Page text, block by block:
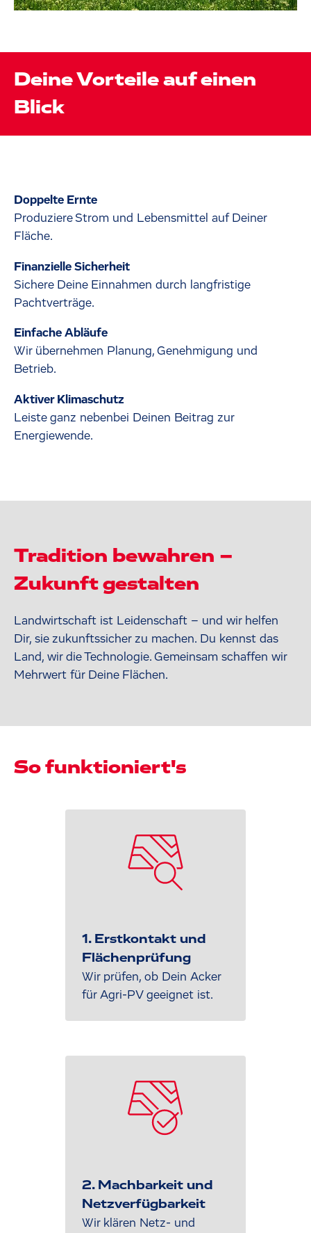
Deine Vorteile auf einen
Blick
Doppelte Ernte
Produziere Strom und Lebensmittel auf Deiner
Fläche.
Finanzielle Sicherheit
Sichere Deine Einnahmen durch langfristige
Pachtverträge.
Einfache Abläufe
Wir übernehmen Planung, Genehmigung und
Betrieb.
Aktiver Klimaschutz
Leiste ganz nebenbei Deinen Beitrag zur
Energiewende.
Tradition bewahren –
Zukunft gestalten
Landwirtschaft ist Leidenschaft – und wir helfen
Dir, sie zukunftssicher zu machen. Du kennst das
Land, wir die Technologie. Gemeinsam schaffen wir
Mehrwert für Deine Flächen.
So funktioniert's
1. Erstkontakt und
Flächenprüfung
Wir prüfen, ob Dein Acker
für Agri-PV geeignet ist.
2. Machbarkeit und
Netzverfügbarkeit
Wir klären Netz- und